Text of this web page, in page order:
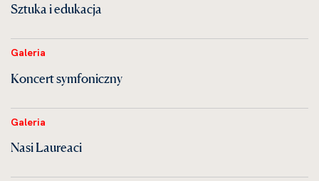
Sztuka i edukacja
Galeria
Koncert symfoniczny
Galeria
Nasi Laureaci